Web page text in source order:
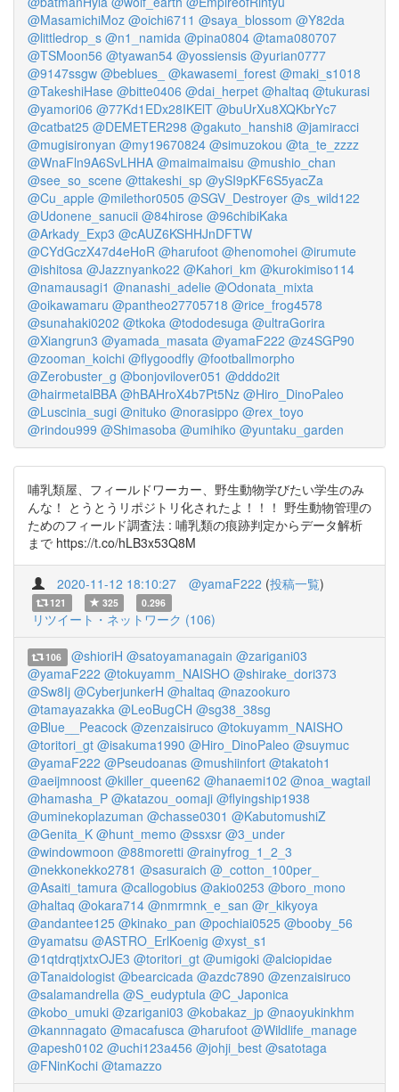
@MasamichiMoz @oichi6711 @saya_blossom @Y82da
@littledrop_s @n1_namida @pina0804 @tama080707
@TSMoon56 @tyawan54 @yossiensis @yurian0777
@9147ssgw @beblues_ @kawasemi_forest @maki_s1018
@TakeshiHase @bitte0406 @dai_herpet @haltaq @tukurasi
@yamori06 @77Kd1EDx28IKElT @buUrXu8XQKbrYc7
@catbat25 @DEMETER298 @gakuto_hanshi8 @jamiracci
@mugisironyan @my19670824 @simuzokou @ta_te_zzzz
@WnaFln9A6SvLHHA @maimaimaisu @mushio_chan
@see_so_scene @ttakeshi_sp @ySI9pKF6S5yacZa
@Cu_apple @milethor0505 @SGV_Destroyer @s_wild122
@Udonene_sanucii @84hirose @96chibiKaka
@Arkady_Exp3 @cAUZ6KSHHJnDFTW
@CYdGczX47d4eHoR @harufoot @henomohei @irumute
@ishitosa @Jazznyanko22 @Kahori_km @kurokimiso114
@namausagi1 @nanashi_adelie @Odonata_mixta
@oikawamaru @pantheo27705718 @rice_frog4578
@sunahaki0202 @tkoka @tododesuga @ultraGorira
@Xiangrun3 @yamada_masata @yamaF222 @z4SGP90
@zooman_koichi @flygoodfly @footballmorpho
@Zerobuster_g @bonjovilover051 @dddo2it
@hairmetalBBA @hBAHroX4b7Pt5Nz @Hiro_DinoPaleo
@Luscinia_sugi @nituko @norasippo @rex_toyo
@rindou999 @Shimasoba @umihiko @yuntaku_garden
哺乳類屋、フィールドワーカー、野生動物学びたい学生のみ
んな！ とうとうリポジトリ化されたよ！！！ 野生動物管理の
ためのフィールド調査法 : 哺乳類の痕跡判定からデータ解析
まで https://t.co/hLB3x53Q8M
2020-11-12 18:10:27 @yamaF222 (投稿一覧)
121 325 0.296
リツイート・ネットワーク (106)
106 @shioriH @satoyamanagain @zarigani03
@yamaF222 @tokuyamm_NAISHO @shirake_dori373
@Sw8Ij @CyberjunkerH @haltaq @nazookuro
@tamayazakka @LeoBugCH @sg38_38sg
@Blue__Peacock @zenzaisiruco @tokuyamm_NAISHO
@toritori_gt @isakuma1990 @Hiro_DinoPaleo @suymuc
@yamaF222 @Pseudoanas @mushiinfort @takatoh1
@aeijmnoost @killer_queen62 @hanaemi102 @noa_wagtail
@hamasha_P @katazou_oomaji @flyingship1938
@uminekoplazuman @chasse0301 @KabutomushiZ
@Genita_K @hunt_memo @ssxsr @3_under
@windowmoon @88moretti @rainyfrog_1_2_3
@nekkonekko2781 @sasuraich @_cotton_100per_
@Asaiti_tamura @callogobius @akio0253 @boro_mono
@haltaq @okara714 @nmrmnk_e_san @r_kikyoya
@andantee125 @kinako_pan @pochiai0525 @booby_56
@yamatsu @ASTRO_ErlKoenig @xyst_s1
@1qtdrqtjxtxOJE3 @toritori_gt @umigoki @alciopidae
@Tanaidologist @bearcicada @azdc7890 @zenzaisiruco
@salamandrella @S_eudyptula @C_Japonica
@kobo_umuki @zarigani03 @kobakaz_jp @naoyukinkhm
@kannnagato @macafusca @harufoot @Wildlife_manage
@apesh0102 @uchi123a456 @johji_best @satotaga
@FNinKochi @tamazzo